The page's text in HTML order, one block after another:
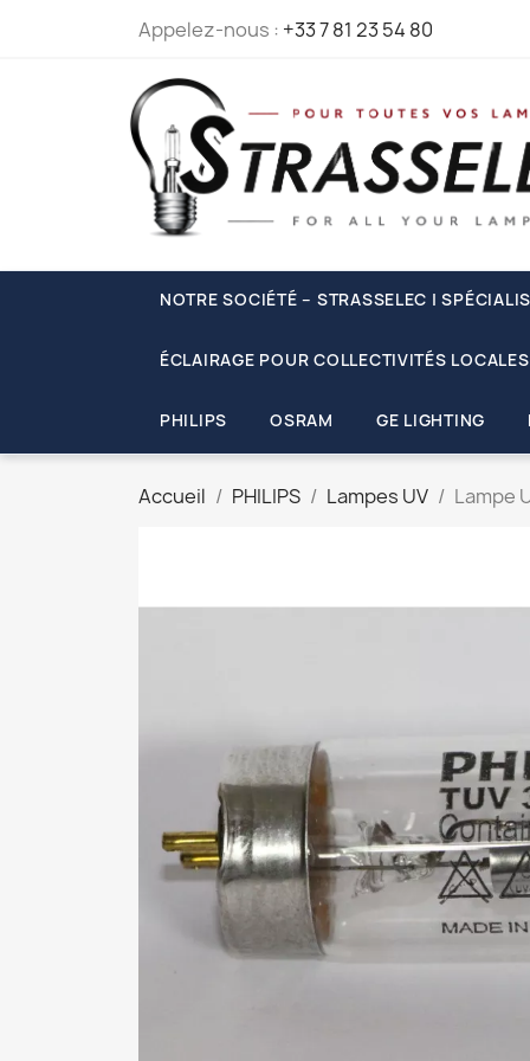
Appelez-nous : +33 7 81 23 54 80
NOTRE SOCIÉTÉ – STRASSELEC |
ÉCLAIRAGE POUR COLLECTIVITÉS
PHILIPS OSRAM GE LIGHTING
Accueil PHILIPS Lampes UV Lampe